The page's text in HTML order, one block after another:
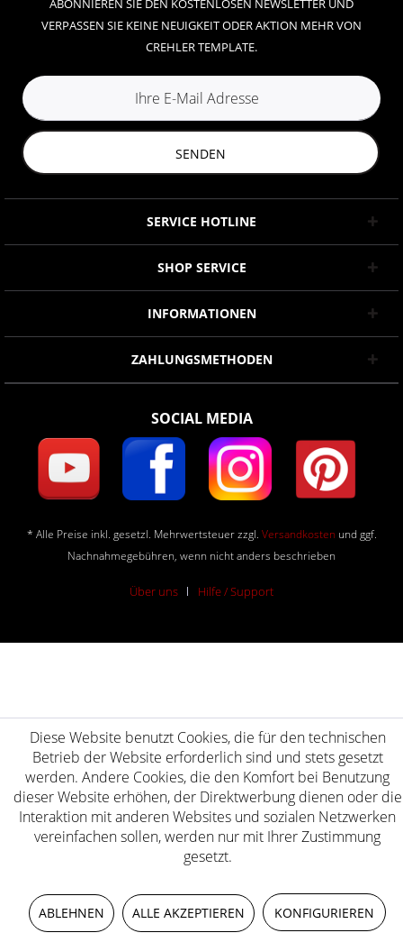
ABONNIEREN SIE DEN KOSTENLOSEN NEWSLETTER UND
VERPASSEN SIE KEINE NEUIGKEIT ODER AKTION MEHR VON
CREHLER TEMPLATE.
SENDEN
SERVICE HOTLINE
SHOP SERVICE
INFORMATIONEN
ZAHLUNGSMETHODEN
SOCIAL MEDIA
* Alle Preise inkl. gesetzl. Mehrwertsteuer zzgl. Versandkosten und ggf.
Nachnahmegebühren, wenn nicht anders beschrieben
Über uns Hilfe / Support
Diese Website benutzt Cookies, die für den technischen
Betrieb der Website erforderlich sind und stets gesetzt
werden. Andere Cookies, die den Komfort bei Benutzung
dieser Website erhöhen, der Direktwerbung dienen oder die
Interaktion mit anderen Websites und sozialen Netzwerken
vereinfachen sollen, werden nur mit Ihrer Zustimmung
gesetzt.
ABLEHNEN ALLE AKZEPTIEREN KONFIGURIEREN